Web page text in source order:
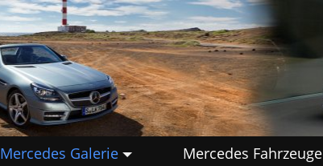
Mercedes Galerie Mercedes Fahrzeuge